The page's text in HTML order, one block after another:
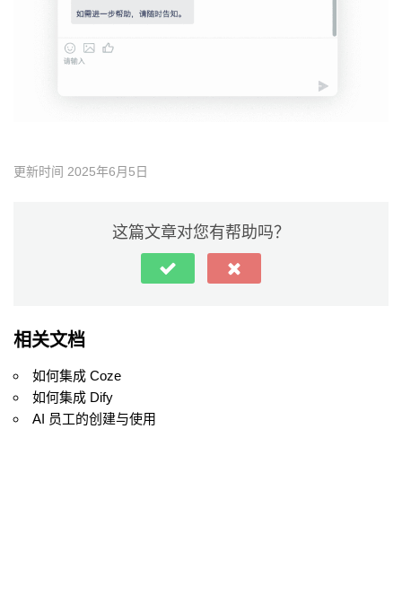
更新时间 2025年6月5日
这篇文章对您有帮助吗？
相关文档
如何集成 Coze
如何集成 Dify
AI 员工的创建与使用